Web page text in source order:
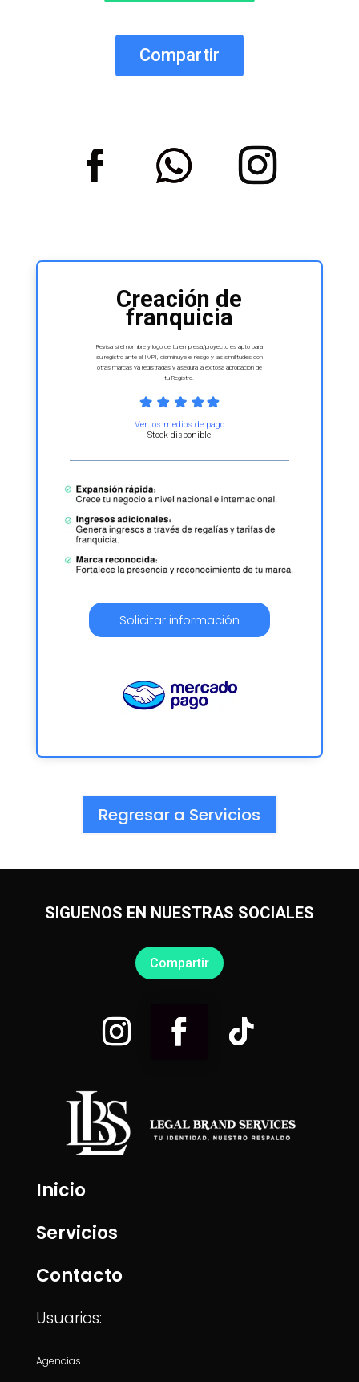
Compartir
Creación de
franquicia
Revisa si el nombre y logo de tu empresa/proyecto es apto para
su registro ante el IMPI, disminuye el riesgo y las similitudes con
otras marcas ya registradas y asegura la exitosa aprobación de
tu Registro.
Ver los medios de pago
Stock disponible
Solicitar información
Regresar a Servicios
SIGUENOS EN NUESTRAS SOCIALES
Compartir
Inicio
Servicios
Contacto
Usuarios:
Agencias